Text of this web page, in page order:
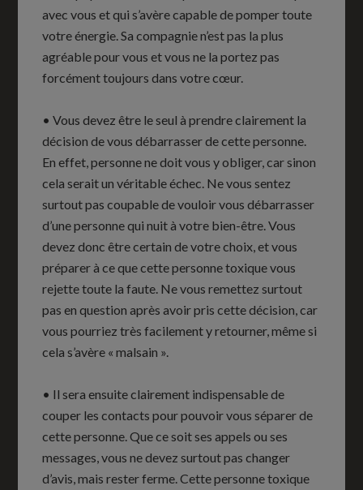
avec vous et qui s’avère capable de pomper toute
votre énergie. Sa compagnie n’est pas la plus
agréable pour vous et vous ne la portez pas
forcément toujours dans votre cœur.
• Vous devez être le seul à prendre clairement la
décision de vous débarrasser de cette personne.
En effet, personne ne doit vous y obliger, car sinon
cela serait un véritable échec. Ne vous sentez
surtout pas coupable de vouloir vous débarrasser
d’une personne qui nuit à votre bien-être. Vous
devez donc être certain de votre choix, et vous
préparer à ce que cette personne toxique vous
rejette toute la faute. Ne vous remettez surtout
pas en question après avoir pris cette décision, car
vous pourriez très facilement y retourner, même si
cela s’avère « malsain ».
• Il sera ensuite clairement indispensable de
couper les contacts pour pouvoir vous séparer de
cette personne. Que ce soit ses appels ou ses
messages, vous ne devez surtout pas changer
d’avis, mais rester ferme. Cette personne toxique